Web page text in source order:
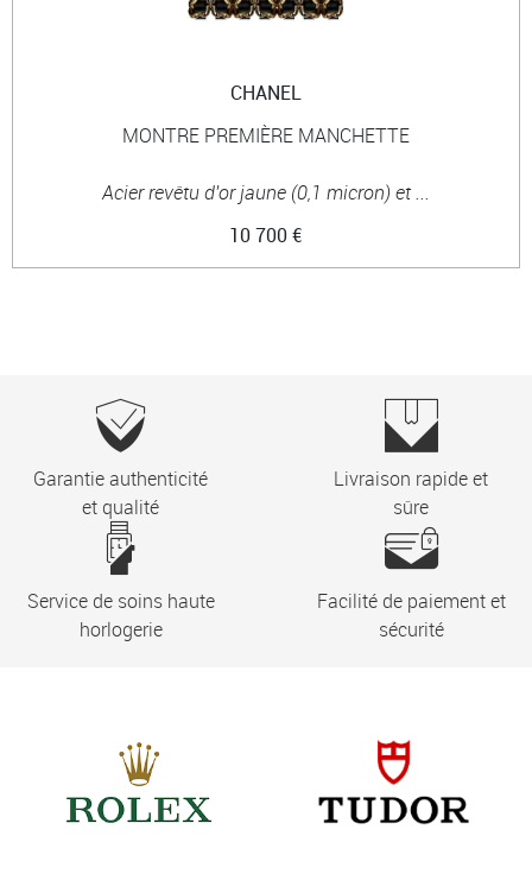
CHANEL
MONTRE PREMIÈRE MANCHETTE
Acier revêtu d'or jaune (0,1 micron) et ...
10 700 €
Garantie authenticité
et qualité
Livraison rapide et
sûre
Service de soins haute
horlogerie
Facilité de paiement et
sécurité